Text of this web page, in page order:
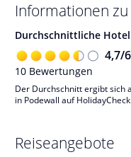
Informationen zu
Durchschnittliche
4,7/6
10 Bewertungen
Der Durchschnitt ergibt sich
in Podewall auf
Reiseangebote